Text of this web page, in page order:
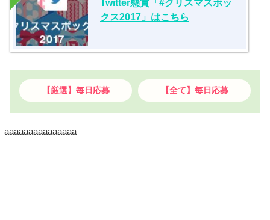
Twitter懸賞「#クリスマスボッ
クス2017」はこちら
【厳選】毎日応募 【全て】毎日応募
aaaaaaaaaaaaaaa